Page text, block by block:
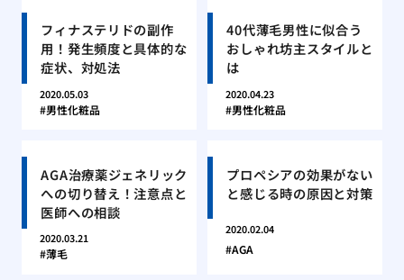
フィナステリドの副作
用！発生頻度と具体的な
症状、対処法
2020.05.03
男性化粧品
40代薄毛男性に似合う
おしゃれ坊主スタイルと
は
2020.04.23
男性化粧品
AGA治療薬ジェネリック
への切り替え！注意点と
医師への相談
2020.03.21
薄毛
プロペシアの効果がない
と感じる時の原因と対策
2020.02.04
AGA